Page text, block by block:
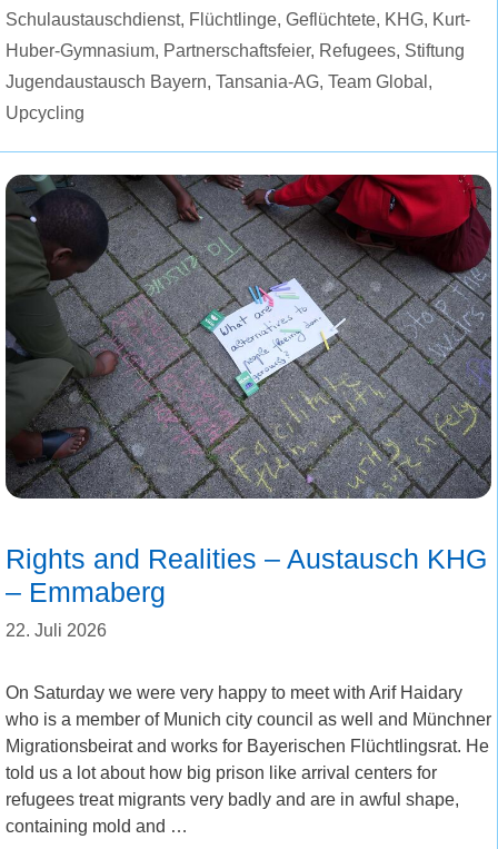
Schulaustauschdienst, Flüchtlinge, Geflüchtete, KHG, Kurt-
Huber-Gymnasium, Partnerschaftsfeier, Refugees, Stiftung
Jugendaustausch Bayern, Tansania-AG, Team Global ,
Upcycling
Rights and Realities – Austausch KHG
– Emmaberg
22. Juli 2026
On Saturday we were very happy to meet with Arif Haidary
who is a member of Munich city council as well and Münchner
Migrationsbeirat and works for Bayerischen Flüchtlingsrat. He
told us a lot about how big prison like arrival centers for
refugees treat migrants very badly and are in awful shape,
containing mold and …